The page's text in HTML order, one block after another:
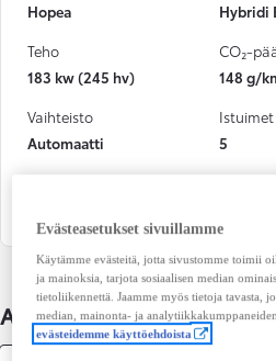
Hopea
Hybridi
Teho
183 kw (245 hv)
CO₂-
148 g/
Vaihteisto
Automaatti
Istuimet
5
Auton lisätiedot
Evästeasetukset sivuillamme
Käytämme evästeitä, jotta sivustomme toimii
ja mainoksia, tarjota sosiaalisen median
tietoliikennettä. Jaamme myös tietoja tavasta,
median, mainonta- ja
evästeidemme käyttöehdoista